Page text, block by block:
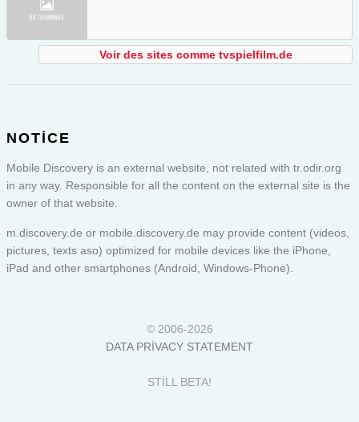
Voir des sites comme tvspielfilm.de
NOTICE
Mobile Discovery is an external website, not related with tr.odir.org
in any way. Responsible for all the content on the external site is the
owner of that website.
m.discovery.de or mobile.discovery.de may provide content (videos,
pictures, texts aso) optimized for mobile devices like the iPhone,
iPad and other smartphones (Android, Windows-Phone).
© 2006-2026
DATA PRIVACY STATEMENT
STILL BETA!